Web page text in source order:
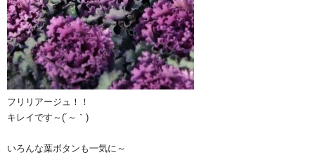
フリリアージュ！！
キレイです～(´～｀)
いろんな葉ボタンも一気に～